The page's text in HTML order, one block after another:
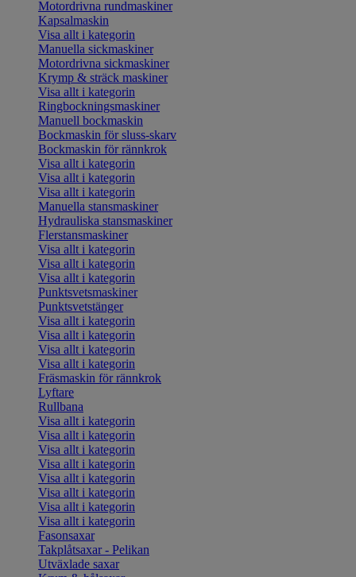
Motordrivna rundmaskiner
Kapsalmaskin
Visa allt i kategorin
Manuella sickmaskiner
Motordrivna sickmaskiner
Krymp & sträck maskiner
Visa allt i kategorin
Ringbockningsmaskiner
Manuell bockmaskin
Bockmaskin för sluss-skarv
Bockmaskin för rännkrok
Visa allt i kategorin
Visa allt i kategorin
Visa allt i kategorin
Manuella stansmaskiner
Hydrauliska stansmaskiner
Flerstansmaskiner
Visa allt i kategorin
Visa allt i kategorin
Visa allt i kategorin
Punktsvetsmaskiner
Punktsvetstänger
Visa allt i kategorin
Visa allt i kategorin
Visa allt i kategorin
Visa allt i kategorin
Fräsmaskin för rännkrok
Lyftare
Rullbana
Visa allt i kategorin
Visa allt i kategorin
Visa allt i kategorin
Visa allt i kategorin
Visa allt i kategorin
Visa allt i kategorin
Visa allt i kategorin
Visa allt i kategorin
Fasonsaxar
Takplåtsaxar - Pelikan
Utväxlade saxar